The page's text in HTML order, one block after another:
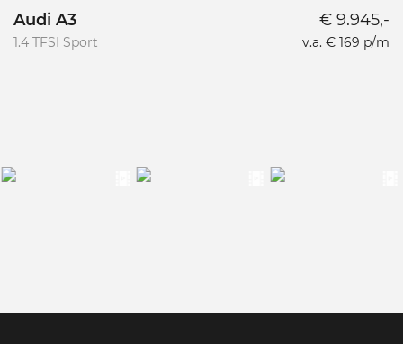
Audi A3
1.4 TFSI Sport
€ 9.945,-
v.a. € 169 p/m